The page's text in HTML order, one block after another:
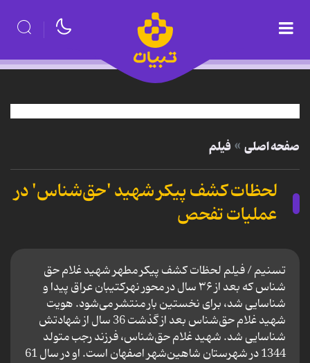
صفحه اصلی فیلم
لحظات کشف پیکر شهید 'حق‌شناس' در
عملیات تفحص
تسنیم / فیلم لحظات کشف پیکر مطهر شهید غلام حق
شناس که بعد از ۳۶ سال در محور نهرکتیبان عراق پیدا و
شناسایی شد، برای نخستین بار منتشر می‌شود. هویت
شهید غلام حق‌شناس بعد از گذشت 36 سال از شهادتش
شناسایی شد. شهید غلام حق‌شناس، فرزند رجب متولد
1344 در شهرستان شاهین‌شهر اصفهان است. او در سال 61